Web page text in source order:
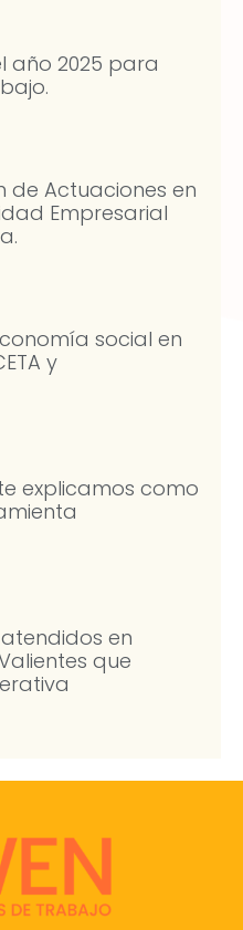
año 2025 para
de Actuaciones en
Empresarial
social en
y
explicamos como
en
que